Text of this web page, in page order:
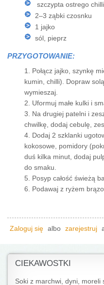
szczypta ostrego chilli
2–3 ząbki czosnku
1 jajko
sól, pieprz
PRZYGOTOWANIE:
1. Połącz jajko, szynkę
kumin, chilli). Dopraw
wymieszaj.
2. Uformuj małe kulki i
3. Na drugiej patelni i
chwilkę, dodaj cebulę,
4. Dodaj 2 szklanki
kokosowe, pomidory
duś kilka minut, dodaj
do smaku.
5. Posyp całość świeżą
6. Podawaj z ryżem
Zaloguj się albo zarejestruj
CIEKAWOSTKI
Soki z marchwi, dyni,